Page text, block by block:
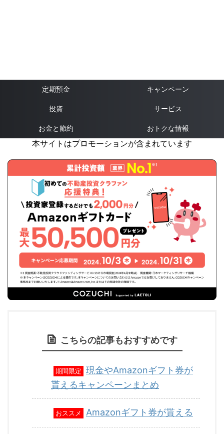
定期預金 キャンペーン
投資 サービス
お金と節約 おトクな情報
本サイトはプロモーションが含まれています
こちらの記事もおすすめです
期間限定
現金やAmazonギフト券が
貰えるキャンペーンまとめ
おススメ Amazonギフト券が貰える